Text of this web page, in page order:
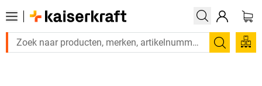
Zoeken